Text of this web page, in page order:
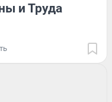
и Труда